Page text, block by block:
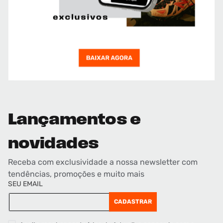
Lançamentos e
novidades
Receba com exclusividade a nossa newsletter com
tendências, promoções e muito mais
SEU EMAIL
CADASTRAR